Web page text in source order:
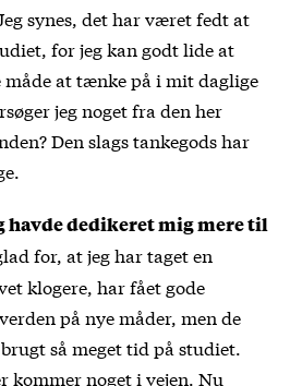
synes, det har været fedt at
for jeg kan godt lide at
måde at tænke på i mit daglige
jeg noget fra den her
Den slags tankegods har
havde dedikeret mig mere til
for, at jeg har taget en
klogere, har fået gode
på nye måder, men de
så meget tid på studiet.
kommer noget i vejen. Nu